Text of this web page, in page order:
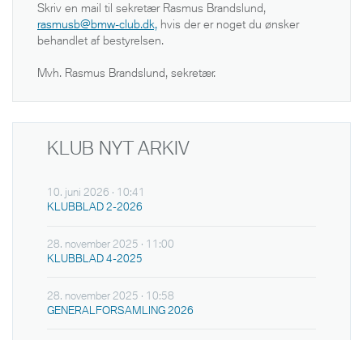
Skriv en mail til sekretær Rasmus Brandslund,
rasmusb@bmw-club.dk, hvis der er noget du ønsker
behandlet af bestyrelsen.
Mvh. Rasmus Brandslund, sekretær.
KLUB NYT ARKIV
10. juni 2026 · 10:41
KLUBBLAD 2-2026
28. november 2025 · 11:00
KLUBBLAD 4-2025
28. november 2025 · 10:58
GENERALFORSAMLING 2026